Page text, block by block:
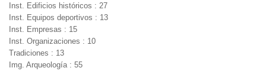
Inst. Edificios históricos : 27
Inst. Equipos deportivos : 13
Inst. Empresas : 15
Inst. Organizaciones : 10
Tradiciones : 13
Img. Arqueología : 55